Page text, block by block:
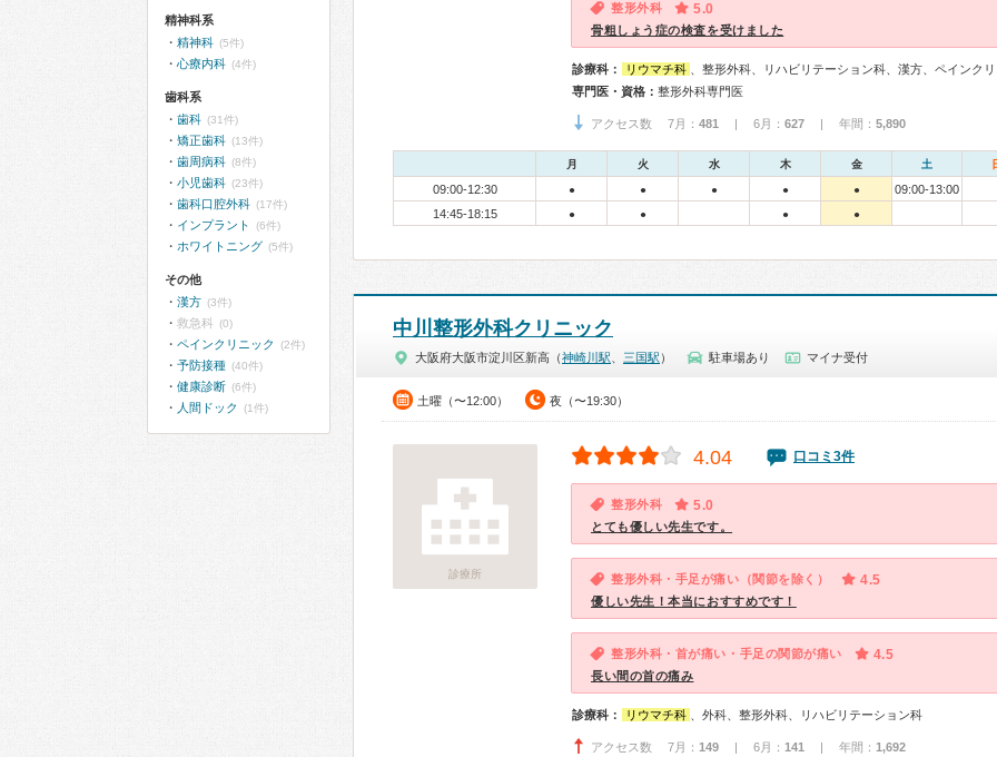
整形外科 5.0
骨粗しょう症の検査を受けました
診療科： リウマチ科
、整形外科、リハビリテーション科、漢方、ペインク
専門医・資格： 整形外科専門医
アクセス数 7月： 481 | 6月： 627 | 年間： 5,890
月 火 水 木 金 土
09:00-12:30 ● ● ● ● ●
09:00-13:00
14:45-18:15
● ● ● ●
中川整形外科クリニック
大阪府大阪市淀川区新高（神崎川駅 三国駅 ） 駐車場あり マイナ受付
土曜（〜12:00） 夜（〜19:30）
診療所
4.04 口コミ3件
整形外科 5.0
とても優しい先生です。
整形外科・手足が痛い（関節を除く） 4.5
優しい先生！本当におすすめです！
整形外科・首が痛い・手足の関節が痛い 4.5
長い間の首の痛み
診療科： リウマチ科 、外科、整形外科、リハビリテーション科
アクセス数 7月： 149 | 6月： 141 | 年間： 1,692
精神科系
精神科 (5件)
心療内科 (4件)
歯科系
歯科 (31件)
矯正歯科 (13件)
歯周病科 (8件)
小児歯科 (23件)
歯科口腔外科 (17件)
インプラント (6件)
ホワイトニング (5件)
その他
漢方 (3件)
救急科 (0)
ペインクリニック (2件)
予防接種 (40件)
健康診断 (6件)
人間ドック (1件)